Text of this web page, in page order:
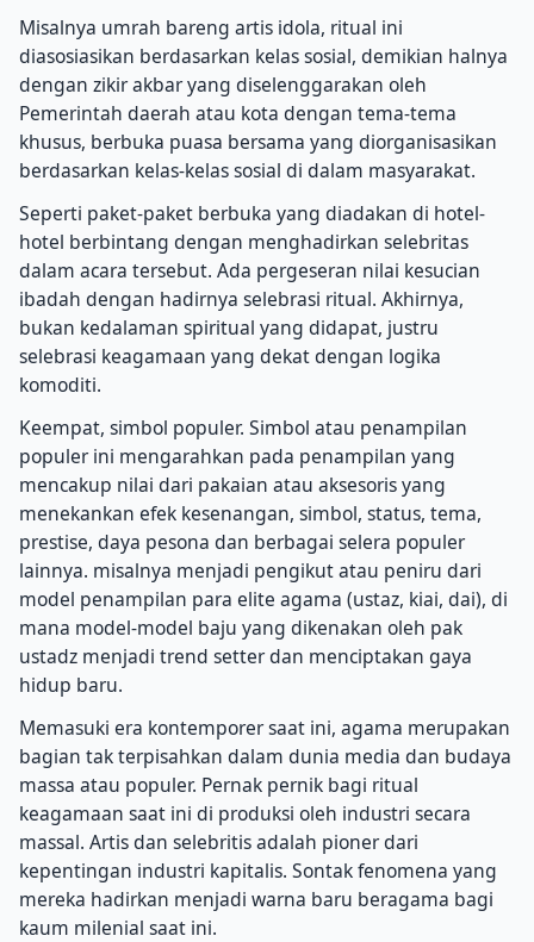
Misalnya umrah bareng artis idola, ritual ini
diasosiasikan berdasarkan kelas sosial, demikian halnya
dengan zikir akbar yang diselenggarakan oleh
Pemerintah daerah atau kota dengan tema-tema
khusus, berbuka puasa bersama yang diorganisasikan
berdasarkan kelas-kelas sosial di dalam masyarakat.
Seperti paket-paket berbuka yang diadakan di hotel-
hotel berbintang dengan menghadirkan selebritas
dalam acara tersebut. Ada pergeseran nilai kesucian
ibadah dengan hadirnya selebrasi ritual. Akhirnya,
bukan kedalaman spiritual yang didapat, justru
selebrasi keagamaan yang dekat dengan logika
komoditi.
Keempat, simbol populer. Simbol atau penampilan
populer ini mengarahkan pada penampilan yang
mencakup nilai dari pakaian atau aksesoris yang
menekankan efek kesenangan, simbol, status, tema,
prestise, daya pesona dan berbagai selera populer
lainnya. misalnya menjadi pengikut atau peniru dari
model penampilan para elite agama (ustaz, kiai, dai), di
mana model-model baju yang dikenakan oleh pak
ustadz menjadi trend setter dan menciptakan gaya
hidup baru.
Memasuki era kontemporer saat ini, agama merupakan
bagian tak terpisahkan dalam dunia media dan budaya
massa atau populer. Pernak pernik bagi ritual
keagamaan saat ini di produksi oleh industri secara
massal. Artis dan selebritis adalah pioner dari
kepentingan industri kapitalis. Sontak fenomena yang
mereka hadirkan menjadi warna baru beragama bagi
kaum milenial saat ini.